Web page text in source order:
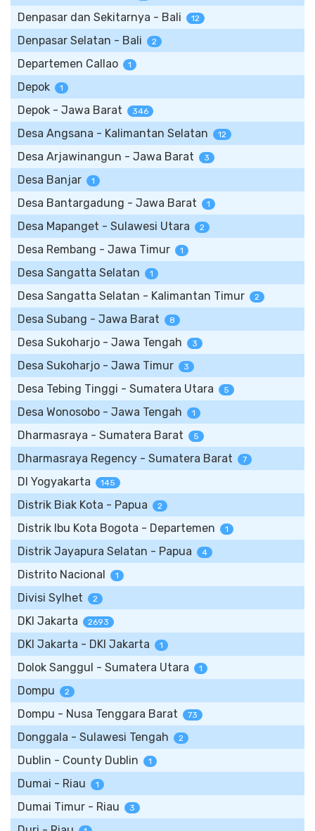
Denpasar dan Sekitarnya - Bali 12
Denpasar Selatan - Bali 2
Departemen Callao 1
Depok 1
Depok - Jawa Barat 346
Desa Angsana - Kalimantan Selatan 12
Desa Arjawinangun - Jawa Barat 3
Desa Banjar 1
Desa Bantargadung - Jawa Barat 1
Desa Mapanget - Sulawesi Utara 2
Desa Rembang - Jawa Timur 1
Desa Sangatta Selatan 1
Desa Sangatta Selatan - Kalimantan Timur 2
Desa Subang - Jawa Barat 8
Desa Sukoharjo - Jawa Tengah 3
Desa Sukoharjo - Jawa Timur 3
Desa Tebing Tinggi - Sumatera Utara 5
Desa Wonosobo - Jawa Tengah 1
Dharmasraya - Sumatera Barat 5
Dharmasraya Regency - Sumatera Barat 7
DI Yogyakarta 145
Distrik Biak Kota - Papua 2
Distrik Ibu Kota Bogota - Departemen 1
Distrik Jayapura Selatan - Papua 4
Distrito Nacional 1
Divisi Sylhet 2
DKI Jakarta 2693
DKI Jakarta - DKI Jakarta 1
Dolok Sanggul - Sumatera Utara 1
Dompu 2
Dompu - Nusa Tenggara Barat 73
Donggala - Sulawesi Tengah 2
Dublin - County Dublin 1
Dumai - Riau 1
Dumai Timur - Riau 3